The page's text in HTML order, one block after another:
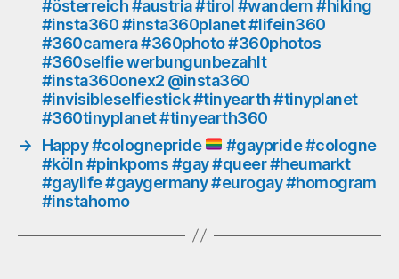
#österreich #austria #tirol #wandern #hiking
#insta360 #insta360planet #lifein360
#360camera #360photo #360photos
#360selfie werbungunbezahlt
#insta360onex2 @insta360
#invisibleselfiestick #tinyearth #tinyplanet
#360tinyplanet #tinyearth360
→
Happy #colognepride
#gaypride #cologne
#köln #pinkpoms #gay #queer #heumarkt
#gaylife #gaygermany #eurogay #homogram
#instahomo